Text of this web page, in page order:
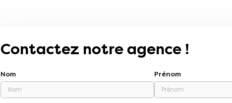
Contactez notre agence !
Nom Prénom